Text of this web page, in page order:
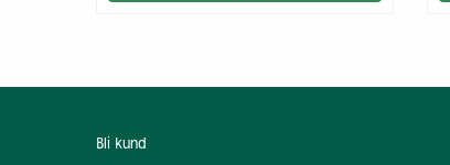
Bli kund